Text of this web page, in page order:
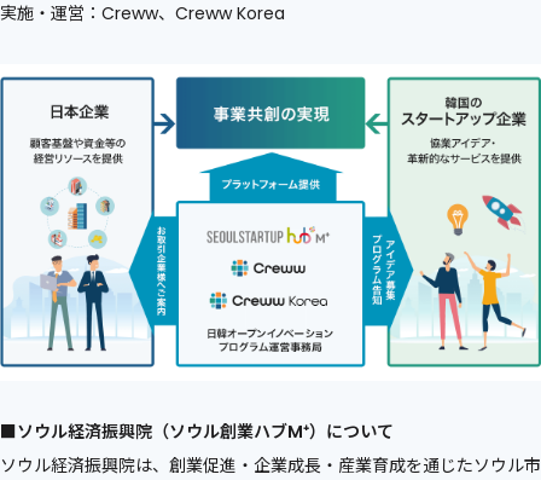
実施・運営：Creww、Creww Korea
■ソウル経済振興院（ソウル創業ハブM⁺）について
ソウル経済振興院は、創業促進・企業成長・産業育成を通じたソウル市